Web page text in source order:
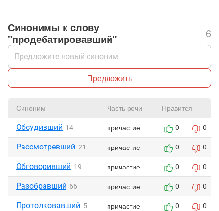
Синонимы к слову
"продебатировавший"
6
Предложить
Синоним Часть речи Нравится
Обсудивший 14 причастие 0 0
Рассмотревший 21 причастие 0 0
Обговоривший 19 причастие 0 0
Разобравший 66 причастие 0 0
Протолковавший 5 причастие 0 0